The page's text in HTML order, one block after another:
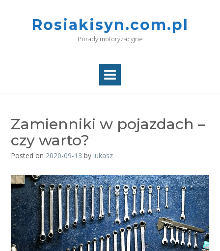
Rosiakisyn.com.pl
Porady motoryzacyjne
Zamienniki w pojazdach –
czy warto?
Posted on 2020-09-13 by lukasz